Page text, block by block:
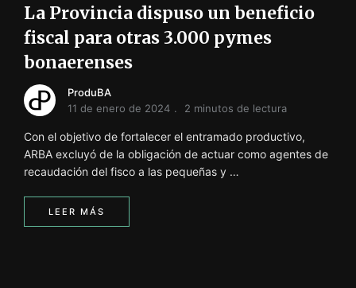
La Provincia dispuso un beneficio
fiscal para otras 3.000 pymes
bonaerenses
ProduBA
11 de enero de 2024
2 minutos de lectura
Con el objetivo de fortalecer el entramado productivo,
ARBA excluyó de la obligación de actuar como agentes de
recaudación del fisco a las pequeñas y …
LEER MÁS